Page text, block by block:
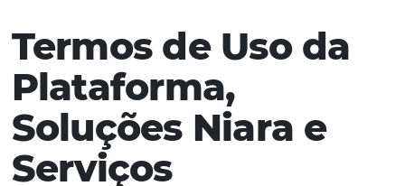
Termos de Uso
Plataforma,